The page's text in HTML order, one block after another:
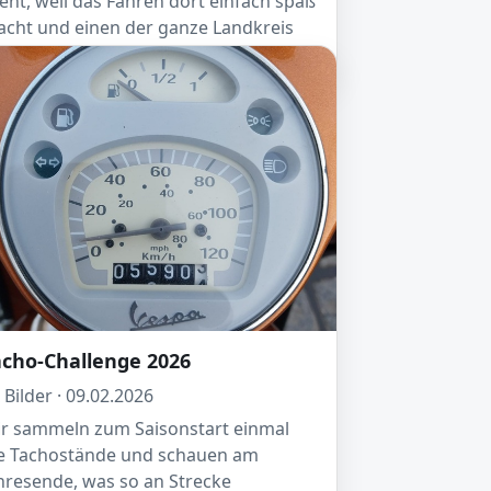
und einen der ganze Landkreis
offenen Armen empfängt!
Challenge 2026
Bilder · 09.02.2026
sammeln zum Saisonstart einmal
Tachostände und schauen am
was so an Strecke